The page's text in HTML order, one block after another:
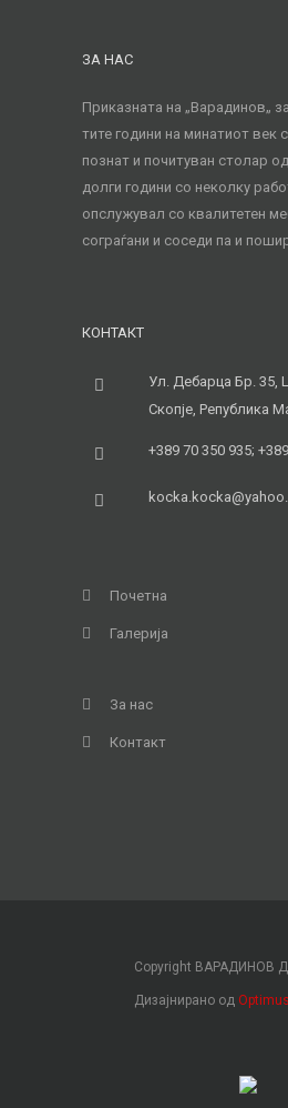
ЗА НАС
Приказната на „Варадинов„
тите години на минатиот век
познат и почитуван столар
долги години со неколку
опслужувал со квалитетен
сограѓани и соседи па и
КОНТАКТ
Ул. Дебарца Бр. 35,
Скопје, Република
+389 70 350 935;
Почетна
Галерија
За нас
Контакт
Copyright ВАРАДИНОВ
Дизајнирано од